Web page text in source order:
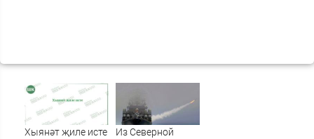
Хыянәт җиле исте
Из Северной